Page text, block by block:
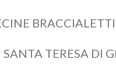
SANTA TERESA DI